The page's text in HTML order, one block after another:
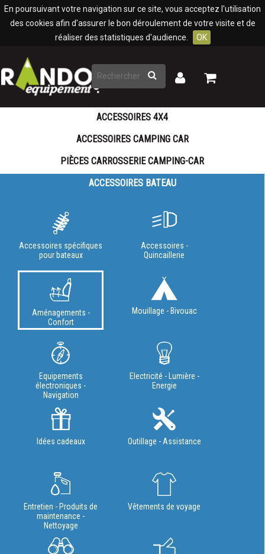
En poursuivant votre navigation sur ce site, vous acceptez l'utilisation
des cookies afin d'assurer le bon déroulement de votre visite et de
réaliser des statistiques d'audience.
OK
Rechercher
Mon
Mon
ACCESSOIRES 4X4
ACCESSOIRES CAMPING CAR
PIÈCES CARROSSERIE CAMPING-CAR
ACCESSOIRES BATEAU
Accessoires spécifiques
pour bateaux
Accessoires -
Quincaillerie
Aménagements -
Confort
Mouillage - Bivouac
Equipements
électroniques -
Navigation
Electricité - Lumière -
Energie
Idées cadeaux Outillage - Assistance
Entretien - Produits de
maintenance -
Nettoyage
Vêtements de voyage
Panneau de gestion des cookies